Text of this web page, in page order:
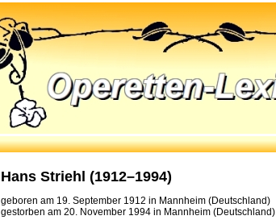
Hans Striehl (1912–1994)
geboren am 19. September 1912 in Mannheim (Deutschland)
gestorben am 20. November 1994 in Mannheim (Deutschland)